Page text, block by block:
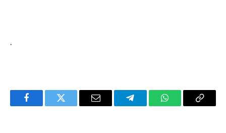
.
FacebookTwitter Email TelegramWhatsAppCopy